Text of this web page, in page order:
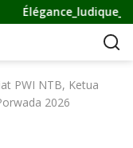
PWI NTB, Ketua
2026